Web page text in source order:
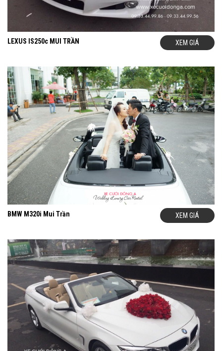
LEXUS IS250c MUI TRẦN XEM GIÁ
BMW M320i Mui Trần XEM GIÁ